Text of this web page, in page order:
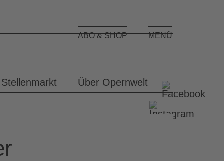
Toggle
MENÜ
ABO & SHOP
Stellenmarkt Über Opernwelt